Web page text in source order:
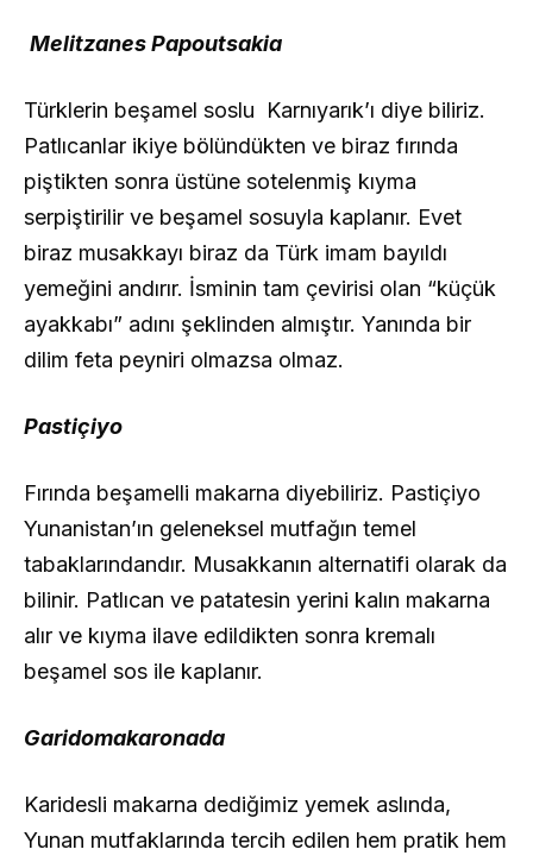
Melitzanes Papoutsakia
Türklerin beşamel soslu Karnıyarık’ı diye biliriz.
Patlıcanlar ikiye bölündükten ve biraz fırında
piştikten sonra üstüne sotelenmiş kıyma
serpiştirilir ve beşamel sosuyla kaplanır. Evet
biraz musakkayı biraz da Türk imam bayıldı
yemeğini andırır. İsminin tam çevirisi olan “küçük
ayakkabı” adını şeklinden almıştır. Yanında bir
dilim feta peyniri olmazsa olmaz.
Pastiçiyo
Fırında beşamelli makarna diyebiliriz. Pastiçiyo
Yunanistan’ın geleneksel mutfağın temel
tabaklarındandır. Musakkanın alternatifi olarak da
bilinir. Patlıcan ve patatesin yerini kalın makarna
alır ve kıyma ilave edildikten sonra kremalı
beşamel sos ile kaplanır.
Garidomakaronada
Karidesli makarna dediğimiz yemek aslında,
Yunan mutfaklarında tercih edilen hem pratik hem